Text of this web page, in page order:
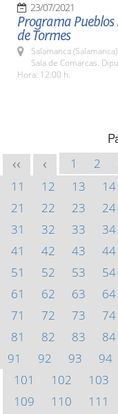
23/07/2021
Programa
de Tormes
Salamanca (Salamanca)
Sala de Comarcas.
Hora: 12:00 h.
<< < 1 2
11
12 13 14
21
22 23 24
31
32 33 34
41
42 43 44
51
52 53 54
61
62 63 64
71
72 73 74
81
82 83 84
91
92 93 94
101
102 103
109
110 111